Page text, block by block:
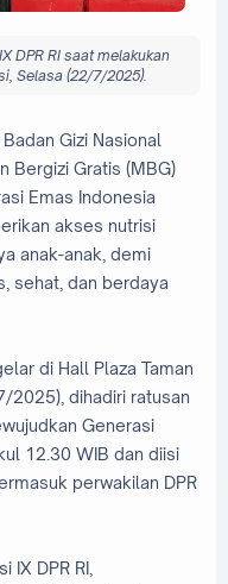
DPR RI saat melakukan
Selasa (22/7/2025).
Gizi Nasional
Bergizi Gratis (MBG)
Emas Indonesia
akses nutrisi
anak-anak, demi
sehat, dan berdaya
di Hall Plaza Taman
2025), dihadiri ratusan
Generasi
12.30 WIB dan diisi
perwakilan DPR
IX DPR RI,